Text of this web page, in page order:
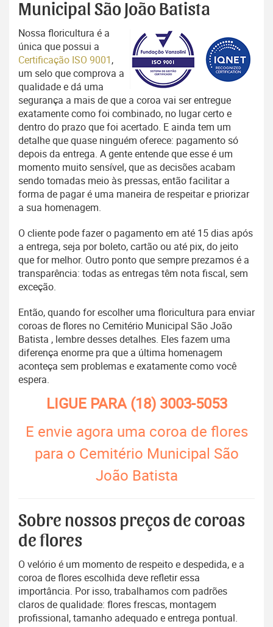
Municipal São João Batista
Nossa floricultura é a
única que possui a
Certificação ISO 9001,
um selo que comprova a
qualidade e dá uma
segurança a mais de que a coroa vai ser entregue
exatamente como foi combinado, no lugar certo e
dentro do prazo que foi acertado. E ainda tem um
detalhe que quase ninguém oferece: pagamento só
depois da entrega. A gente entende que esse é um
momento muito sensível, que as decisões acabam
sendo tomadas meio às pressas, então facilitar a
forma de pagar é uma maneira de respeitar e priorizar
a sua homenagem.
O cliente pode fazer o pagamento em até 15 dias após
a entrega, seja por boleto, cartão ou até pix, do jeito
que for melhor. Outro ponto que sempre prezamos é a
transparência: todas as entregas têm nota fiscal, sem
exceção.
Então, quando for escolher uma floricultura para enviar
coroas de flores no Cemitério Municipal São João
Batista , lembre desses detalhes. Eles fazem uma
diferença enorme pra que a última homenagem
aconteça sem problemas e exatamente como você
espera.
LIGUE PARA(18) 3003-5053
E envie agora uma coroa de flores
para o Cemitério Municipal São
João Batista
Sobre nossos preços de coroas
de flores
O velório é um momento de respeito e despedida, e a
coroa de flores escolhida deve refletir essa
importância. Por isso, trabalhamos com padrões
claros de qualidade: flores frescas, montagem
profissional, tamanho adequado e entrega pontual.